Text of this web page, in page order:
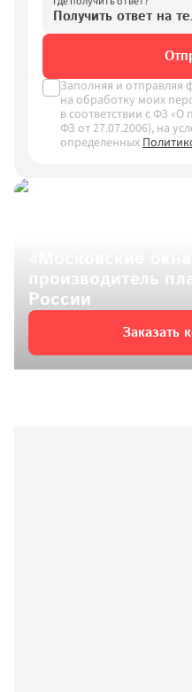
Получить ответ на
Заполняя и отправляя
на обработку моих
в соответствии с ФЗ
ФЗ от 27.07.2006), на
определенных
производитель
России
Заказать